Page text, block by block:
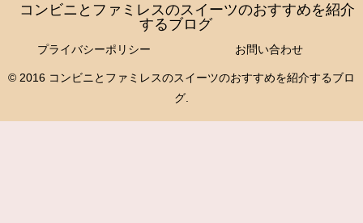
コンビニとファミレスのスイーツのおすすめを紹介
するブログ
プライバシーポリシー お問い合わせ
© 2016 コンビニとファミレスのスイーツのおすすめを紹介するブロ
グ.